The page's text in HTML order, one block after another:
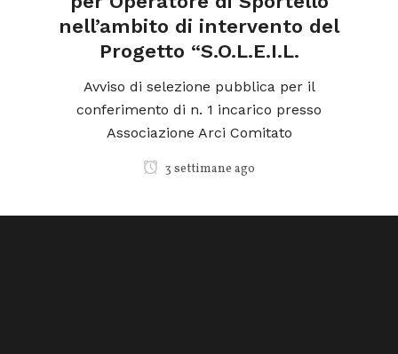
nell’ambito di intervento del
Progetto “S.O.L.E.I.L.
Avviso di selezione pubblica per il
conferimento di n. 1 incarico presso
Associazione Arci Comitato
3 settimane ago